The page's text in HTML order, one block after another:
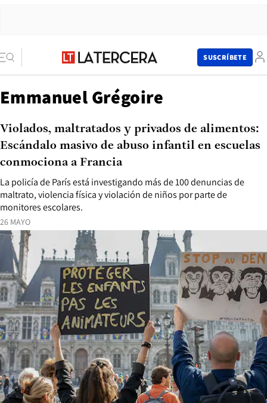
SUSCRÍBETE
Emmanuel Grégoire
26 MAYO
La policía de París está investigando más de 100 denuncias de
maltrato, violencia física y violación de niños por parte de
monitores escolares.
Violados, maltratados y privados de alimentos:
Escándalo masivo de abuso infantil en escuelas
conmociona a Francia